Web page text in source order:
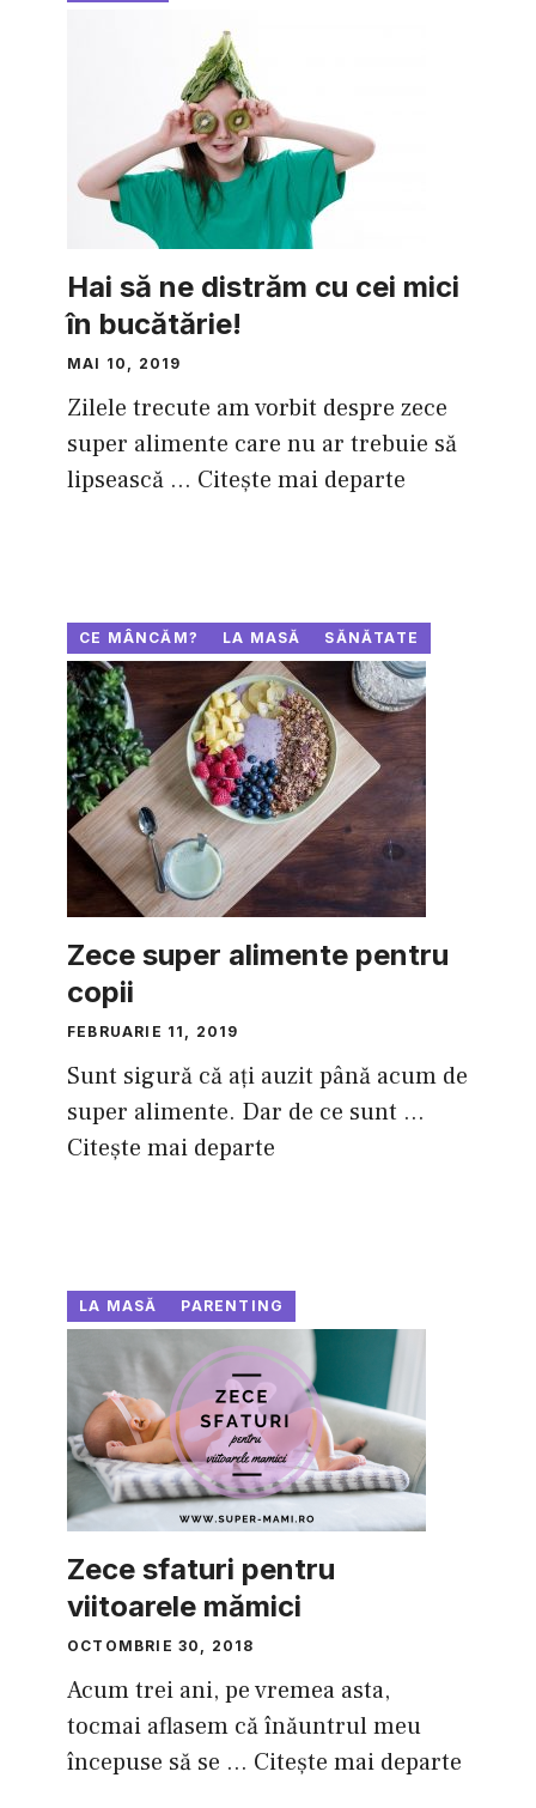
Hai să ne distrăm cu cei mici
în bucătărie!
MAI 10, 2019
Zilele trecute am vorbit despre zece
super alimente care nu ar trebuie să
lipsească ... Citește mai departe
CE MÂNCĂM? LA MASĂ SĂNĂTATE
Zece super alimente pentru
copii
FEBRUARIE 11, 2019
Sunt sigură că aţi auzit până acum de
super alimente. Dar de ce sunt ...
Citește mai departe
LA MASĂ PARENTING
Zece sfaturi pentru
viitoarele mămici
OCTOMBRIE 30, 2018
Acum trei ani, pe vremea asta,
tocmai aflasem că înăuntrul meu
începuse să se ... Citește mai departe